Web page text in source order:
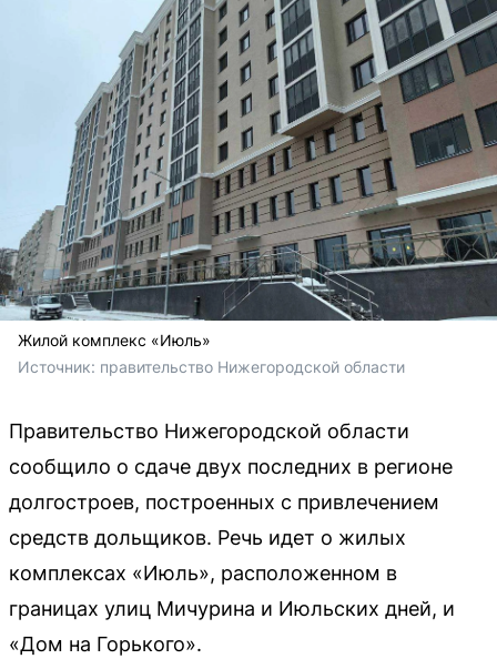
Жилой комплекс «Июль»
Источник: правительство Нижегородской области
Правительство Нижегородской области
сообщило о сдаче двух последних в регионе
долгостроев, построенных с привлечением
средств дольщиков. Речь идет о жилых
комплексах «Июль», расположенном в
границах улиц Мичурина и Июльских дней, и
«Дом на Горького».